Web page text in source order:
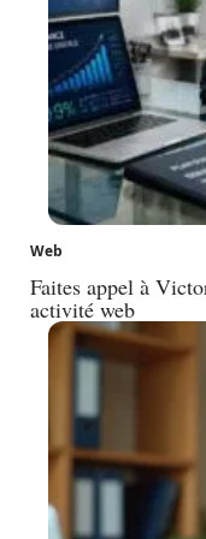
Web
Faites appel à
activité web